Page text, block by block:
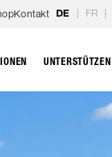
Kontakt DE | FR |
UNTERSTÜTZEN